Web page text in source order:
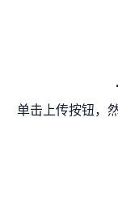
单击上传按钮，